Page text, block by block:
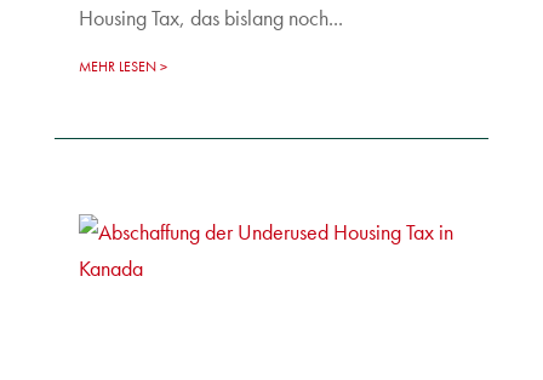
Housing Tax, das bislang noch...
MEHR LESEN